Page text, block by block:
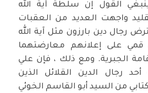
القول إن سلطة آية الله
واجهت العديد من العقبات
رجال دين بارزون مثل آية الله
قمي على إعلانهم معارضتهما
الجبرية. ومع ذلك ، فإن علي
رجال الدين القلائل الذين
من السيد أبو القاسم الخوئي